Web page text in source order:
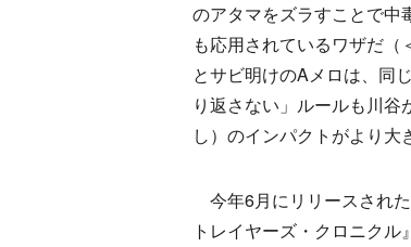
のアタマをズラすことで中
も応用されているワザだ
とサビ明けのAメロは、同
り返さない」ルールも川
し）のインパクトがより大
今年6月にリリースされ
トレイヤーズ・クロニクル